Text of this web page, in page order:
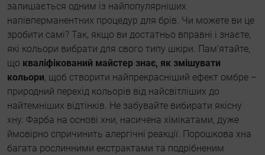
залишається одним із найпопулярніших
напівперманентних процедур для брів. Чи можете ви це
зробити самі? Так, якщо ви достатньо вправні і знаєте,
які кольори вибрати для свого типу шкіри. Пам’ятайте,
що кваліфікований майстер знає, як змішувати
кольори, щоб створити найпрекрасніший ефект омбре –
природний перехід кольорів від найсвітліших до
найтемніших відтінків. Не забувайте вибирати якісну
хну. Фарба на основі хни, насичена хімікатами, дуже
ймовірно спричинить алергічні реакції. Порошкова хна
багата рослинними екстрактами та подрібненим